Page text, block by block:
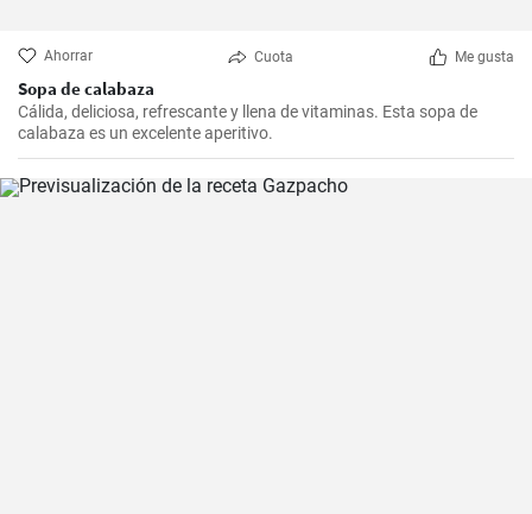
Ahorrar Cuota Me gusta
Sopa de calabaza
Cálida, deliciosa, refrescante y llena de vitaminas. Esta sopa de
calabaza es un excelente aperitivo.